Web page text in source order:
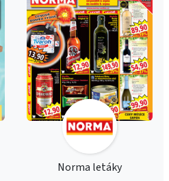
Norma letáky